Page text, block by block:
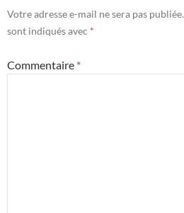
Votre adresse e-mail ne sera pas publiée.
sont indiqués avec *
Commentaire *